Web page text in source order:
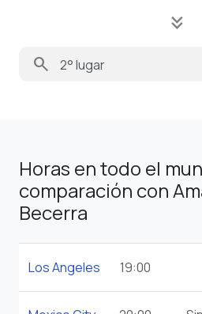
keyboard_double_arrow_down
search
Horas en todo el
comparación con
Becerra
Los Angeles 19:00